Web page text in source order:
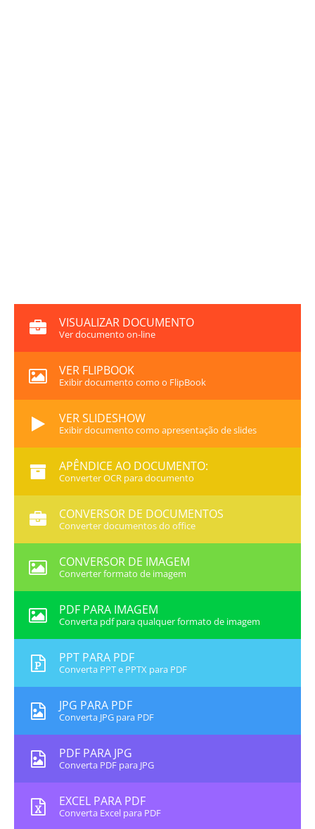
VISUALIZAR DOCUMENTO
Ver documento on-line
VER FLIPBOOK
Exibir documento como o FlipBook
VER SLIDESHOW
Exibir documento como apresentação de slides
APÊNDICE AO DOCUMENTO:
Converter OCR para documento
CONVERSOR DE DOCUMENTOS
Converter documentos do office
CONVERSOR DE IMAGEM
Converter formato de imagem
PDF PARA IMAGEM
Converta pdf para qualquer formato de imagem
PPT PARA PDF
Converta PPT e PPTX para PDF
JPG PARA PDF
Converta JPG para PDF
PDF PARA JPG
Converta PDF para JPG
EXCEL PARA PDF
Converta Excel para PDF